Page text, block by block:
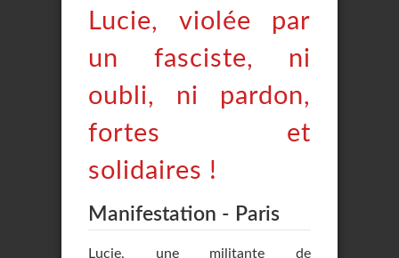
Lucie, violée par
un fasciste, ni
oubli, ni pardon,
fortes et
solidaires !
Manifestation - Paris
Lucie, une militante de